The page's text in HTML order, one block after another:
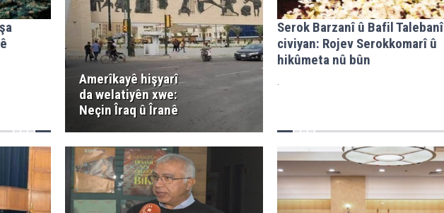
Amerîkayê hişyarî
da welatiyên xwe:
Neçin Îraq û Îranê
Serok Barzanî û Bafil Talebanî
civiyan: Rojev Serokkomarî û
hikûmeta nû bûn
.